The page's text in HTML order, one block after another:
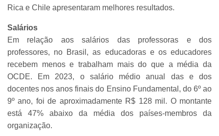
Rica e Chile apresentaram melhores resultados.
Salários
Em relação aos salários das professoras e dos
professores, no Brasil, as educadoras e os educadores
recebem menos e trabalham mais do que a média da
OCDE. Em 2023, o salário médio anual das e dos
docentes nos anos finais do Ensino Fundamental, do 6º ao
9º ano, foi de aproximadamente R$ 128 mil. O montante
está 47% abaixo da média dos países-membros da
organização.